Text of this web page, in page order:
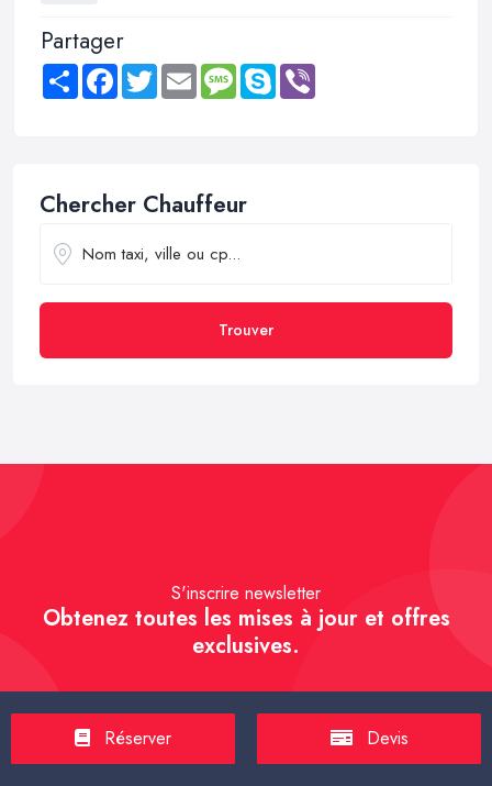
Partager
Share FacebookTwitter Email MessageSkype
Chercher Chauffeur
Trouver
S'inscrire newsletter
Obtenez toutes les mises à jour et offres
exclusives.
S'inscrire
Réserver Devis